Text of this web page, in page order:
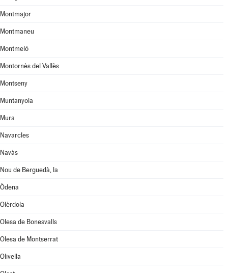
Montmajor
Montmaneu
Montmeló
Montornès del Vallès
Montseny
Muntanyola
Mura
Navarcles
Navàs
Nou de Berguedà, la
Òdena
Olèrdola
Olesa de Bonesvalls
Olesa de Montserrat
Olivella